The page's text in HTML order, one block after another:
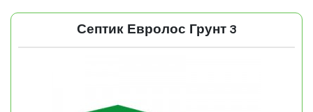
Септик Евролос Грунт 3